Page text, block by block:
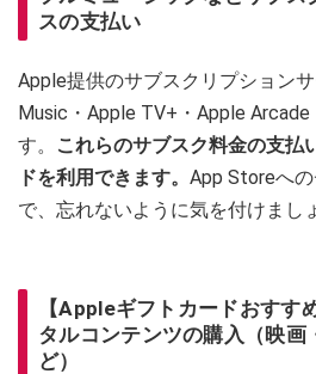
スの支払い
Apple提供のサブスクリプション
Music・Apple TV+・Apple Arcade
す。
これらのサブスク料金の支払
ドを利用できます。 App Storeへ
で、忘れないように気を付けまし
【Appleギフトカードおすす
タルコンテンツの購入（映画
ど）